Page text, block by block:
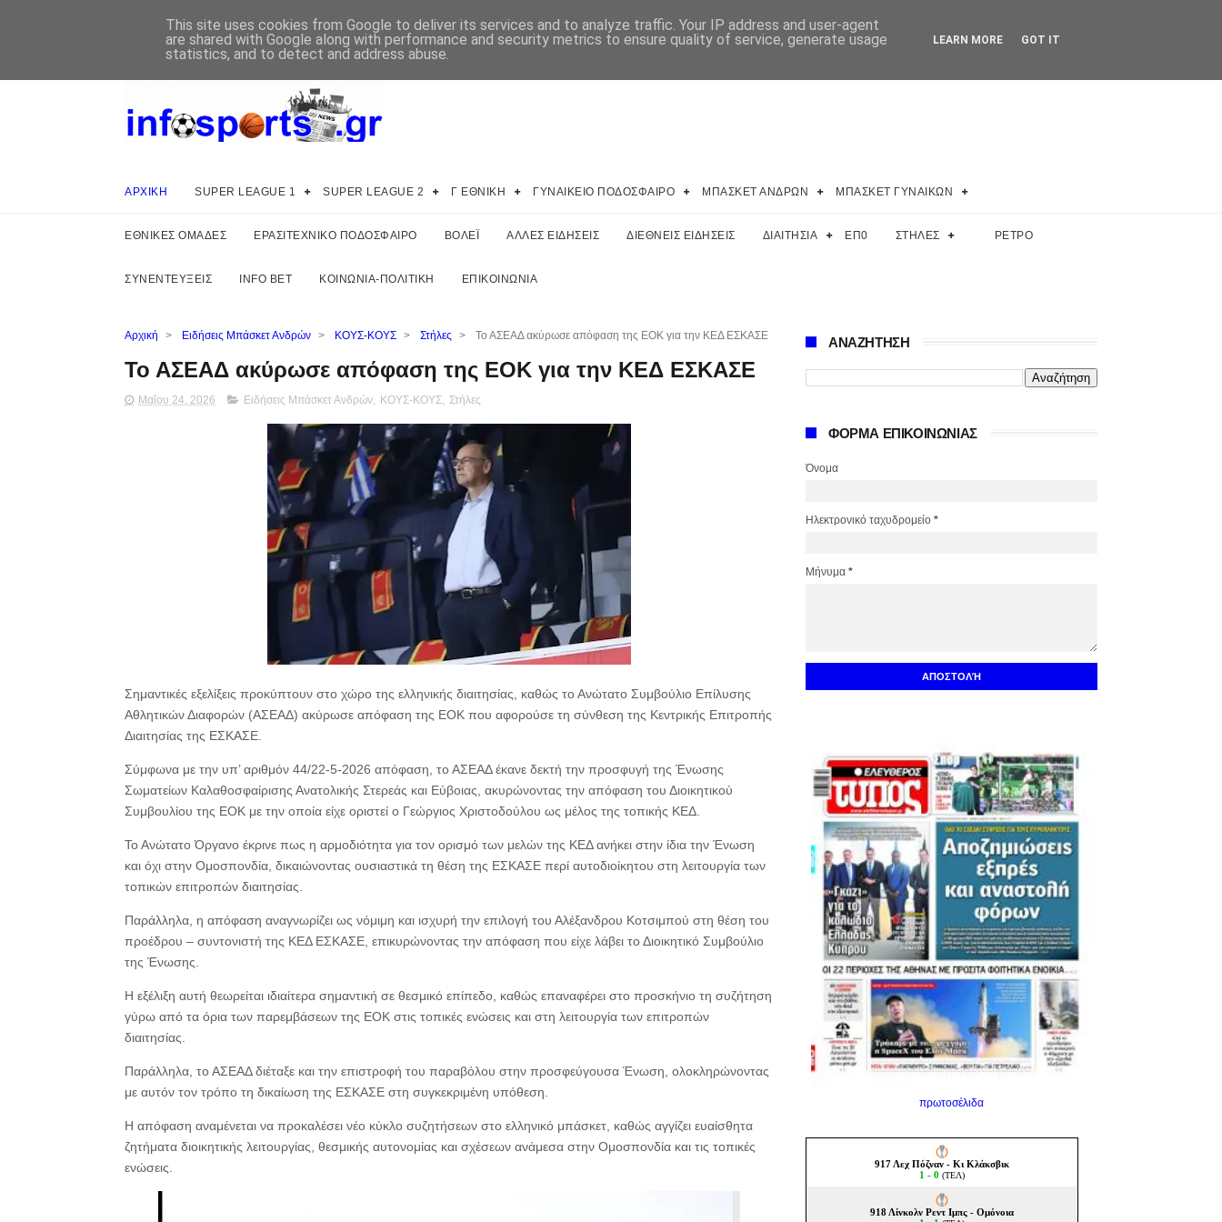
ΑΡΧΙΚΗ SUPER LEAGUE 1 SUPER LEAGUE 2 Γ ΕΘΝΙΚΗ ΓΥΝΑΙΚΕΙΟ ΠΟΔΟΣΦΑΙΡΟ ΜΠΑΣΚΕΤ ΑΝΔΡΩΝ ΜΠΑΣΚΕΤ ΓΥΝΑΙΚΩΝ
ΕΘΝΙΚΕΣ ΟΜΑΔΕΣ ΕΡΑΣΙΤΕΧΝΙΚΟ ΠΟΔΟΣΦΑΙΡΟ ΒΟΛΕΪ ΑΛΛΕΣ ΕΙΔΗΣΕΙΣ ΔΙΕΘΝΕΙΣ ΕΙΔΗΣΕΙΣ ΔΙΑΙΤΗΣΙΑ ΕΠ0 ΣΤΗΛΕΣ ΡΕΤΡΟ
ΣΥΝΕΝΤΕΥΞΕΙΣ INFO BET ΚΟΙΝΩΝΙΑ-ΠΟΛΙΤΙΚΗ ΕΠΙΚΟΙΝΩΝΙΑ
Αρχική > Ειδήσεις Μπάσκετ Ανδρών > ΚΟΥΣ-ΚΟΥΣ > Στήλες > Το ΑΣΕΑΔ ακύρωσε απόφαση της ΕΟΚ για την ΚΕΔ ΕΣΚΑΣΕ
Το ΑΣΕΑΔ ακύρωσε απόφαση της ΕΟΚ για την ΚΕΔ ΕΣΚΑΣΕ
Μαΐου 24, 2026 Ειδήσεις Μπάσκετ Ανδρών, ΚΟΥΣ-ΚΟΥΣ, Στήλες
Σημαντικές εξελίξεις προκύπτουν στο χώρο της ελληνικής διαιτησίας, καθώς το Ανώτατο Συμβούλιο Επίλυσης
Αθλητικών Διαφορών (ΑΣΕΑΔ) ακύρωσε απόφαση της ΕΟΚ που αφορούσε τη σύνθεση της Κεντρικής Επιτροπής
Διαιτησίας της ΕΣΚΑΣΕ.
Σύμφωνα με την υπ’ αριθμόν 44/22-5-2026 απόφαση, το ΑΣΕΑΔ έκανε δεκτή την προσφυγή της Ένωσης
Σωματείων Καλαθοσφαίρισης Ανατολικής Στερεάς και Εύβοιας, ακυρώνοντας την απόφαση του Διοικητικού
Συμβουλίου της ΕΟΚ με την οποία είχε οριστεί ο Γεώργιος Χριστοδούλου ως μέλος της τοπικής ΚΕΔ.
Το Ανώτατο Όργανο έκρινε πως η αρμοδιότητα για τον ορισμό των μελών της ΚΕΔ ανήκει στην ίδια την Ένωση
και όχι στην Ομοσπονδία, δικαιώνοντας ουσιαστικά τη θέση της ΕΣΚΑΣΕ περί αυτοδιοίκητου στη λειτουργία των
τοπικών επιτροπών διαιτησίας.
Παράλληλα, η απόφαση αναγνωρίζει ως νόμιμη και ισχυρή την επιλογή του Αλέξανδρου Κοτσιμπού στη θέση του
προέδρου – συντονιστή της ΚΕΔ ΕΣΚΑΣΕ, επικυρώνοντας την απόφαση που είχε λάβει το Διοικητικό Συμβούλιο
της Ένωσης.
Η εξέλιξη αυτή θεωρείται ιδιαίτερα σημαντική σε θεσμικό επίπεδο, καθώς επαναφέρει στο προσκήνιο τη συζήτηση
γύρω από τα όρια των παρεμβάσεων της ΕΟΚ στις τοπικές ενώσεις και στη λειτουργία των επιτροπών
διαιτησίας.
Παράλληλα, το ΑΣΕΑΔ διέταξε και την επιστροφή του παραβόλου στην προσφεύγουσα Ένωση, ολοκληρώνοντας
με αυτόν τον τρόπο τη δικαίωση της ΕΣΚΑΣΕ στη συγκεκριμένη υπόθεση.
Η απόφαση αναμένεται να προκαλέσει νέο κύκλο συζητήσεων στο ελληνικό μπάσκετ, καθώς αγγίζει ευαίσθητα
ζητήματα διοικητικής λειτουργίας, θεσμικής αυτονομίας και σχέσεων ανάμεσα στην Ομοσπονδία και τις τοπικές
ενώσεις.
ΑΝΑΖΗΤΗΣΗ
ΦΟΡΜΑ ΕΠΙΚΟΙΝΩΝΙΑΣ
Όνομα
Ηλεκτρονικό ταχυδρομείο *
Μήνυμα *
πρωτοσέλιδα
This site uses cookies from Google to deliver its services and to analyze traffic. Your IP address and user-agent
are shared with Google along with performance and security metrics to ensure quality of service, generate usage
statistics, and to detect and address abuse.
LEARN MORE GOT IT